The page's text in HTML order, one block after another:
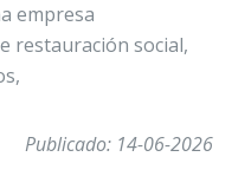
empresa
restauración social,
Publicado: 14-06-2026